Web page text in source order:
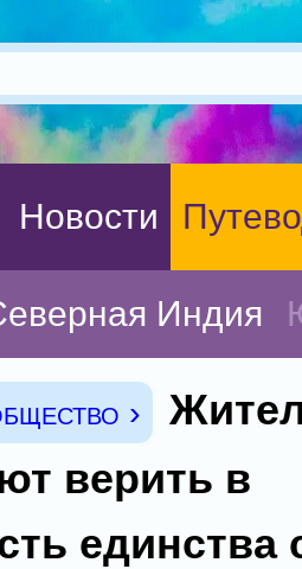
Новости
Индия
›
верить в
единства